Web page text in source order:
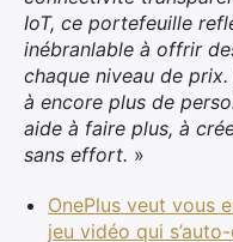
IoT, ce portefeuille
inébranlable à offrir
chaque niveau de
à encore plus de
aide à faire plus, à
sans effort. »
OnePlus veut vous
jeu vidéo qui